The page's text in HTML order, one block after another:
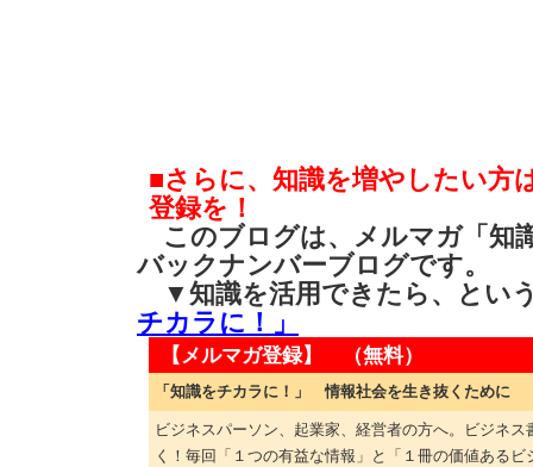
■さらに、知識を増やしたい方
登録を！
このブログは、メルマガ「知
バックナンバーブログです。
▼知識を活用できたら、と
チカラに！」
【メルマガ登録】 （無料）
「知識をチカラに！」 情報社会を生き抜くために
ビジネスパーソン、起業家、経営者の方へ。ビジネ
く！毎回「１つの有益な情報」と「１冊の価値ある